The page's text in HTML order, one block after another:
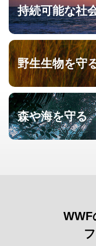
持続可能な社
野生生物を守
森や海を守る
WWF